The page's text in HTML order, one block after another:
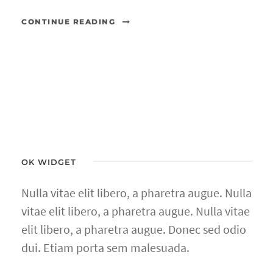
CONTINUE READING
OK WIDGET
Nulla vitae elit libero, a pharetra augue. Nulla
vitae elit libero, a pharetra augue. Nulla vitae
elit libero, a pharetra augue. Donec sed odio
dui. Etiam porta sem malesuada.